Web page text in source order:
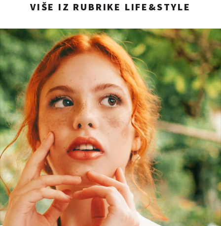
VIŠE IZ RUBRIKE LIFE&STYLE